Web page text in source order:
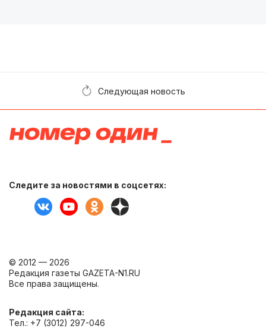
Следующая новость
Следите за новостями в соцсетях:
© 2012 — 2026
Редакция газеты GAZETA-N1.RU
Все права защищены.
Редакция сайта:
Тел.: +7 (3012) 297-046